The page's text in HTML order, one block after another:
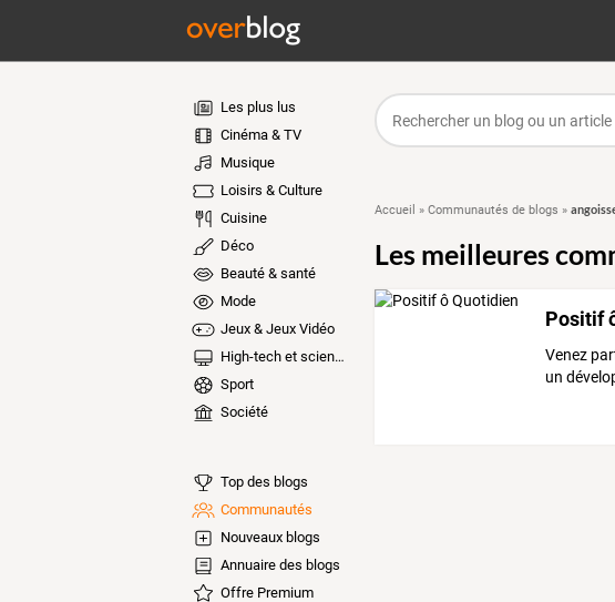
Les plus lus
Cinéma & TV
Musique
Loisirs & Culture
Cuisine
Déco
Beauté & santé
Mode
Jeux & Jeux Vidéo
High-tech et sciences
Sport
Société
Top des blogs
Communautés
Nouveaux blogs
Annuaire des blogs
Offre Premium
Accueil » Communautés de blogs »
Les meilleures
Positif
Venez
un